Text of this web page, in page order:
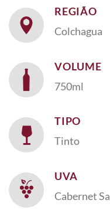
REGIÃO
Colchagua
VOLUME
750ml
TIPO
Tinto
UVA
Cabernet